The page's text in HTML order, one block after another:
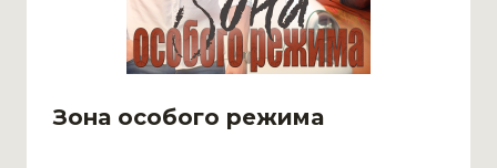
Зона особого режима